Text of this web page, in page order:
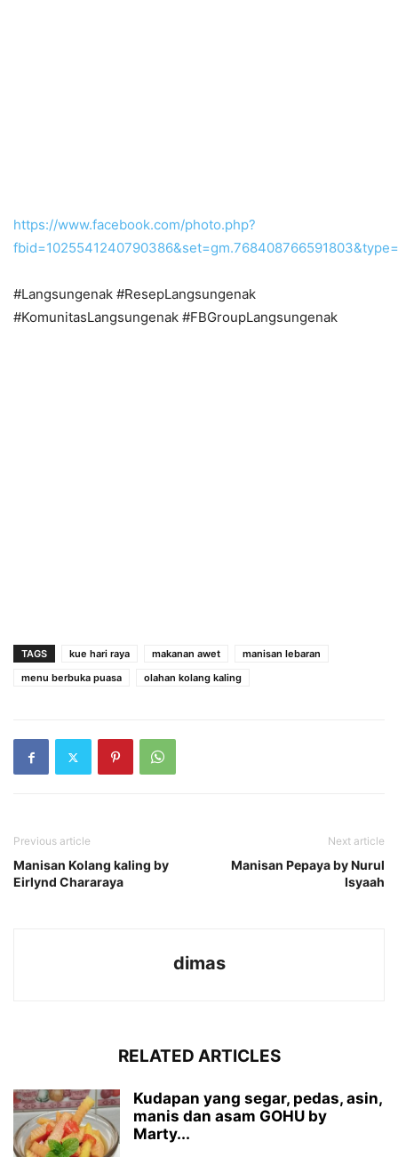
https://www.facebook.com/photo.php?
#Langsungenak #ResepLangsungenak
#KomunitasLangsungenak #FBGroupLangsungenak
TAGS kue hari raya makanan awet
manisan lebaran
menu berbuka puasa
olahan kolang kaling
Previous article
Manisan Kolang kaling by
Eirlynd Chararaya
Next article
Manisan Pepaya by Nurul
Isyaah
dimas
RELATED ARTICLES
Kudapan yang segar, pedas, asin,
manis dan asam GOHU by
Marty...